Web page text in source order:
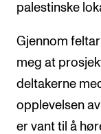
palestinske
Gjennom
meg at
deltakerne
opplevelsen
er vant til å